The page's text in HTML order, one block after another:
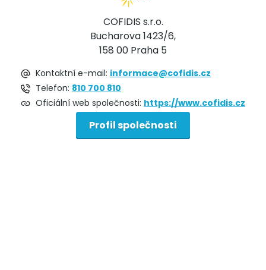
COFIDIS s.r.o.
Bucharova 1423/6,
158 00 Praha 5
Kontaktní e-mail: informace@cofidis.cz
Telefon: 810 700 810
Oficiální web společnosti: https://www.cofidis.cz
Profil společnosti